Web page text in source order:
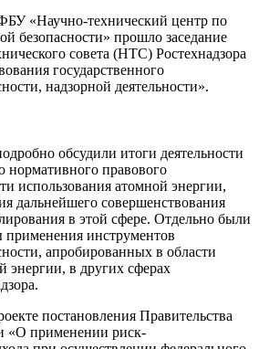
«Научно-технический центр по
безопасности» прошло заседание
совета (НТС) Ростехнадзора
государственного
надзорной деятельности».
обсудили итоги деятельности
нормативного правового
использования атомной энергии,
дальнейшего совершенствования
в этой сфере. Отдельно были
применения инструментов
апробированных в области
энергии, в других сферах
постановления Правительства
«О применении риск-